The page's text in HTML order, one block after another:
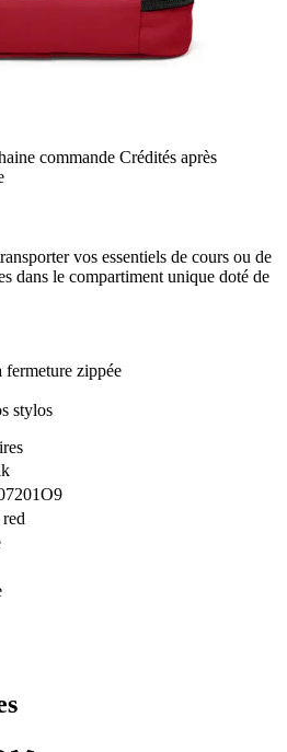
commande Crédités après
vos essentiels de cours ou de
dans le compartiment unique doté de
zippée
stylos